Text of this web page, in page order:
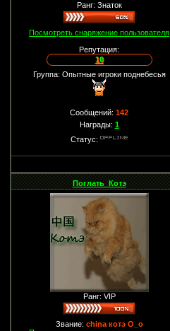
Ранг: Знаток
Посмотреть снаряжение пользователя
Репутация:
10
Группа: Опытные игроки поднебесья
Сообщений:142
Награды: 1
Статус:
Поглать_Котэ
Ранг: VIP
Звание: china котэ О_о